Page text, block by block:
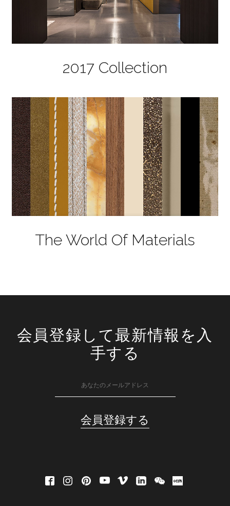
2017 Collection
The World Of Materials
会員登録して最新情報を入
手する